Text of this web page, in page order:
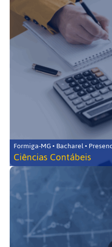
Formiga-MG • Bacharel •
Ciências Contábeis